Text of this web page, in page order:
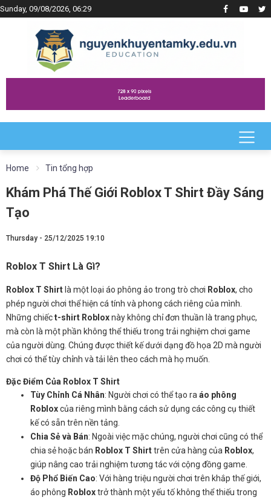
Sunday, 09/08/2026, 06:29
Home Tin tổng hợp
Khám Phá Thế Giới Roblox T Shirt Đầy Sáng
Tạo
Thursday - 25/12/2025 19:10
Roblox T Shirt Là Gì?
Roblox T Shirt là một loại áo phông ảo trong trò chơi Roblox, cho
phép người chơi thể hiện cá tính và phong cách riêng của mình.
Những chiếct-shirt Robloxnày không chỉ đơn thuần là trang phục,
mà còn là một phần không thể thiếu trong trải nghiệm chơi game
của người dùng. Chúng được thiết kế dưới dạng đồ họa 2D mà người
chơi có thể tùy chỉnh và tải lên theo cách mà họ muốn.
Đặc Điểm Của Roblox T Shirt
Tùy Chỉnh Cá Nhân: Người chơi có thể tạo ra áo phông
Robloxcủa riêng mình bằng cách sử dụng các công cụ thiết
kế có sẵn trên nền tảng.
Chia Sẻ và Bán: Ngoài việc mặc chúng, người chơi cũng có thể
chia sẻ hoặc bán Roblox T Shirttrên cửa hàng của Roblox,
giúp nâng cao trải nghiệm tương tác với cộng đồng game.
Độ Phổ Biến Cao: Với hàng triệu người chơi trên khắp thế giới,
áo phông Robloxtrở thành một yếu tố không thể thiếu trong